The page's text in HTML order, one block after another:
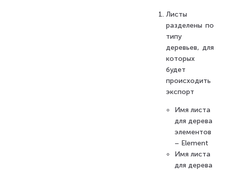
Листы
разделены по
типу
деревьев, для
которых
будет
происходить
экспорт
Имя листа
для дерева
элементов
– Element
Имя листа
для дерева